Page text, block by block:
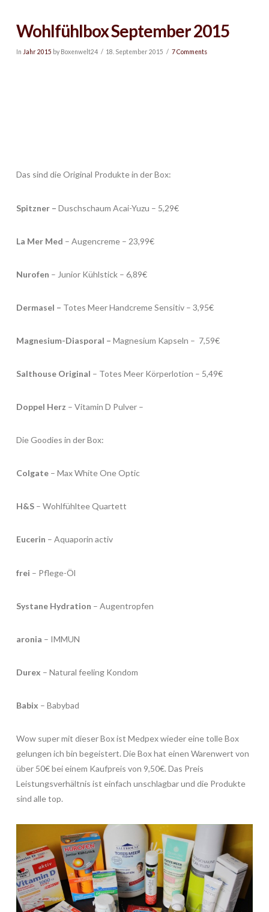
Wohlfühlbox September 2015
In Jahr 2015 by Boxenwelt24 18. September 2015 7 Comments
Das sind die Original Produkte in der Box:
Spitzner – Duschschaum Acai-Yuzu – 5,29€
La Mer Med – Augencreme – 23,99€
Nurofen – Junior Kühlstick – 6,89€
Dermasel – Totes Meer Handcreme Sensitiv – 3,95€
Magnesium-Diasporal – Magnesium Kapseln – 7,59€
Salthouse Original – Totes Meer Körperlotion – 5,49€
Doppel Herz – Vitamin D Pulver –
Die Goodies in der Box:
Colgate– Max White One Optic
H&S– Wohlfühltee Quartett
Eucerin – Aquaporin activ
frei – Pflege-Öl
Systane Hydration – Augentropfen
aronia – IMMUN
Durex – Natural feeling Kondom
Babix – Babybad
Wow super mit dieser Box ist Medpex wieder eine tolle Box
gelungen ich bin begeistert. Die Box hat einen Warenwert von
über 50€ bei einem Kaufpreis von 9,50€. Das Preis
Leistungsverhältnis ist einfach unschlagbar und die Produkte
sind alle top.